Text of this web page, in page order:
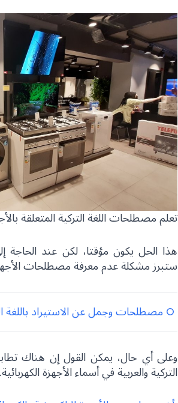
تعلم مصطلحات اللغة التركية المتعلقة
هذا الحل يكون مؤقتا، لكن عند الحاجة
ستبرز مشكلة عدم معرفة مصطلحات
مصطلحات وجمل عن الاستيراد باللغة
وعلى أي حال، يمكن القول إن هناك
التركية والعربية في أسماء الأجهزة الكهربائية.